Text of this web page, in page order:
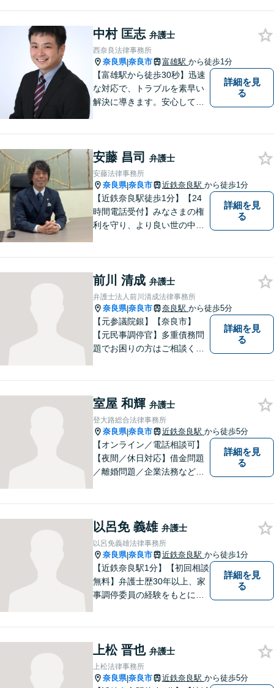
中村 匡志 弁護士
西奈良法律事務所
奈良県|奈良市 富雄駅 から徒歩1分
【富雄駅から徒歩30秒】迅速
な対応で、トラブルを素早い
解決に導きます。安心して話
続・遺言・交通事故・借金・
債務整理などはお任せくださ
い。
詳細を見
る
安藤 昌司 弁護士
安藤法律事務所
奈良県|奈良市 近鉄奈良駅 から徒歩1分
【近鉄奈良駅徒歩1分】【24
時間電話受付】みなさまの権
利を守り、より良い世の中に
ています。法律トラブルでお
悩みごとがありましたら、お
気軽にご相談ください。
詳細を見
る
前川 清成 弁護士
弁護士法人前川清成法律事務所
奈良県|奈良市 奈良駅 から徒歩5分
【元参議院銀】【奈良市】
【元民事調停官】多重債務問
題でお困りの方はご相談くだ
たら、一度ご相談ください。
詳細を見
る
室屋 和輝 弁護士
登大路総合法律事務所
奈良県|奈良市 近鉄奈良駅 から徒歩5分
【オンライン／電話相談可】
【夜間／休日対応】借金問題
／離婚問題／企業法務など幅
さまに安心を与えることを目
指します。【地域に根差した
弁護士】まずはお気軽にご相
談ください。
詳細を見
る
以呂免 義雄 弁護士
以呂免義雄法律事務所
奈良県|奈良市 近鉄奈良駅 から徒歩1分
【近鉄奈良駅1分】【初回相談
無料】弁護士歴30年以上、家
事調停委員の経験をもとに複
発生前のご相談も受け付けて
おります。【電話相談可】
詳細を見
る
上松 晋也 弁護士
上松法律事務所
奈良県|奈良市 近鉄奈良駅 から徒歩5分